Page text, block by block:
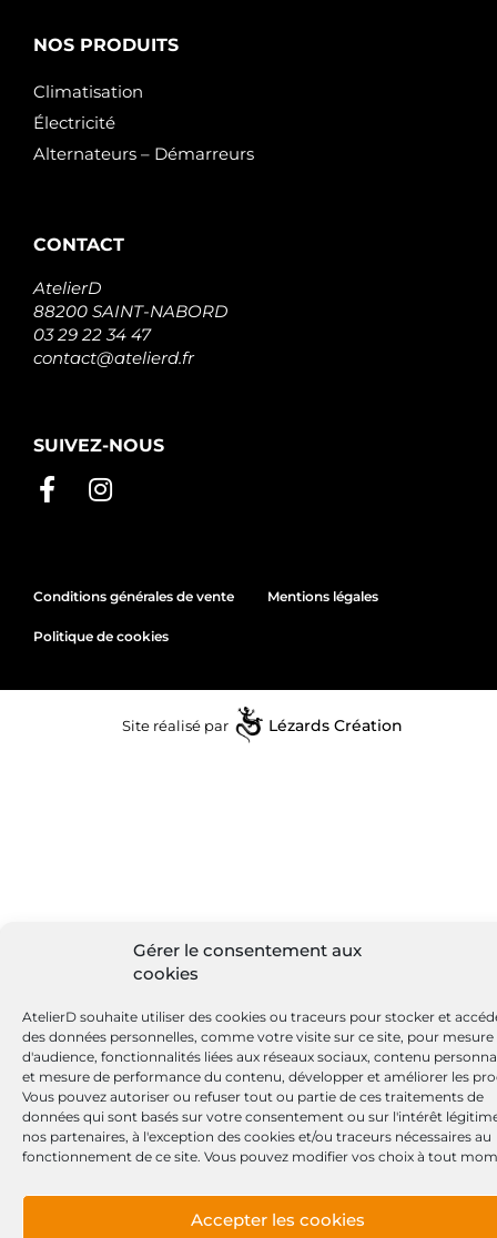
Gérer le consentement aux
cookies
AtelierD souhaite utiliser des cookies ou traceurs pour stocker et
des données personnelles, comme votre visite sur ce site, pour mesure
d'audience, fonctionnalités liées aux réseaux sociaux, contenu
et mesure de performance du contenu, développer et améliorer les
Vous pouvez autoriser ou refuser tout ou partie de ces traitements de
données qui sont basés sur votre consentement ou sur l'intérêt
nos partenaires, à l'exception des cookies et/ou traceurs nécessaires au
fonctionnement de ce site. Vous pouvez modifier vos choix à tout
Accepter les cookies
NOS PRODUITS
Climatisation
Électricité
Alternateurs – Démarreurs
CONTACT
AtelierD
88200 SAINT-NABORD
03 29 22 34 47
contact@atelierd.fr
SUIVEZ-NOUS
Conditions générales de vente Mentions légales
Politique de cookies
Site réalisé par Lézards Création